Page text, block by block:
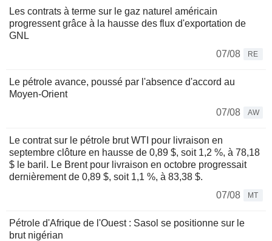
Les contrats à terme sur le gaz naturel américain
progressent grâce à la hausse des flux d'exportation de
GNL
07/08
RE
Le pétrole avance, poussé par l'absence d'accord au
Moyen-Orient
07/08
AW
Le contrat sur le pétrole brut WTI pour livraison en
septembre clôture en hausse de 0,89 $, soit 1,2 %, à 78,18
$ le baril. Le Brent pour livraison en octobre progressait
dernièrement de 0,89 $, soit 1,1 %, à 83,38 $.
07/08
MT
Pétrole d'Afrique de l'Ouest : Sasol se positionne sur le
brut nigérian